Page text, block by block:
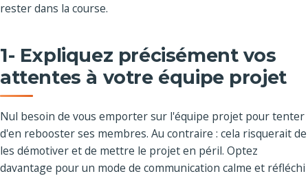
rester dans la course.
1- Expliquez précisément vos
attentes à votre équipe projet
Nul besoin de vous emporter sur l'équipe projet pour tenter
d'en rebooster ses membres. Au contraire : cela risquerait de
les démotiver et de mettre le projet en péril. Optez
davantage pour un mode de communication calme et réfléchi